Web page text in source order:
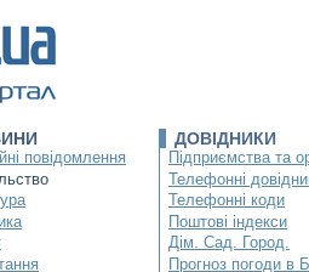
повідомлення
ДОВІДНИКИ
Підприємства та
Телефонні
Телефонні коди
Поштові індекси
Дім. Сад. Город.
Прогноз погоди в